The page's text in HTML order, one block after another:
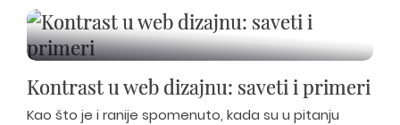
Kontrast u web dizajnu: saveti i primeri
Kao što je i ranije spomenuto, kada su u pitanju